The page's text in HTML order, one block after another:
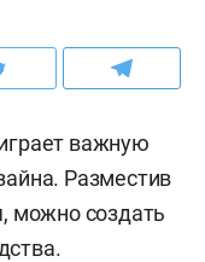
важную
Разместив
можно создать